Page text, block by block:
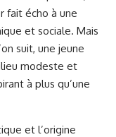
fait écho à une
et sociale. Mais
suit, une jeune
modeste et
à plus qu’une
et l’origine